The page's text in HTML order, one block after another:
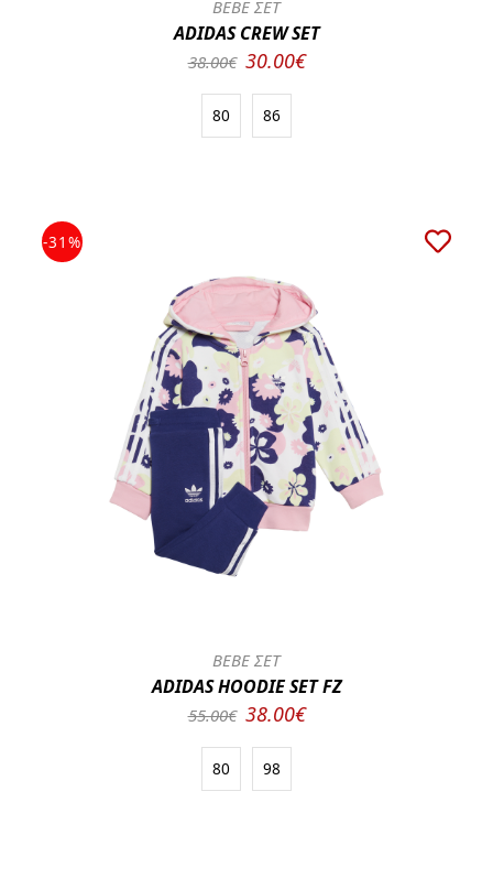
BEBE ΣΕΤ
ADIDAS CREW SET
38.00€ 30.00€
80 86
-31%
BEBE ΣΕΤ
ADIDAS HOODIE SET FZ
55.00€ 38.00€
80 98